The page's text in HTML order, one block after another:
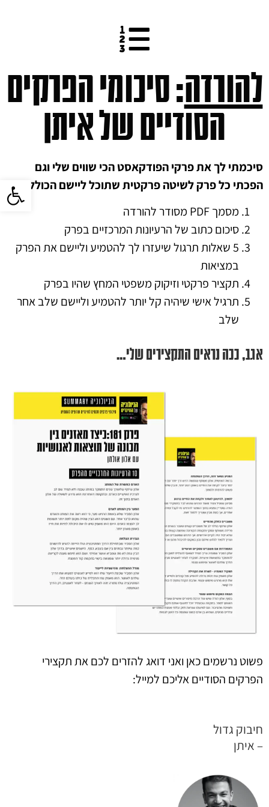
פתח
להורדה: סיכומי הפרקים
הסודיים של איתן
סיכמתי לך את פרקי הפודקאסט הכי שווים שלי וגם
הפכתי כל פרק לשיטה פרקטית שתוכל ליישם הכוללת:
מסמך PDF מסודר להורדה
סיכום כתוב של הרעיונות המרכזיים בפרק
5 שאלות תרגול שיעזרו לך להטמיע וליישם את הפרק
במציאות
תקציר פרקטי וזיקוק משפטי המחץ שהיו בפרק
תרגיל אישי שיהיה קל יותר להטמיע וליישם שלב אחר
שלב
אגב, ככה נראים התקצירים שלי…
פשוט נרשמים כאן ואני דואג להזרים לכם את תקצירי
הפרקים הסודיים אליכם למייל:
חיבוק גדול
– איתן